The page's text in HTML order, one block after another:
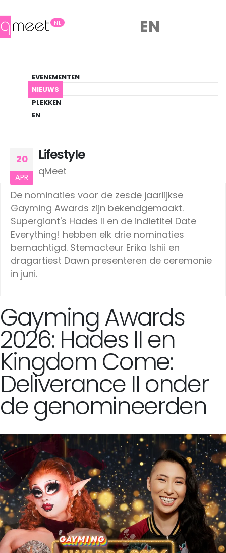
NL
EVENEMENTEN
NIEUWS
PLEKKEN
EN
EN
Nieuws
LHBTIQ+ Update
NIEUWS
20
APR
Lifestyle
qMeet
De nominaties voor de zesde jaarlijkse
Gayming Awards zijn bekendgemaakt.
Supergiant's Hades II en de indietitel Date
Everything! hebben elk drie nominaties
bemachtigd. Stemacteur Erika Ishii en
dragartiest Dawn presenteren de ceremonie
in juni.
Gayming Awards
2026: Hades II en
Kingdom Come:
Deliverance II onder
de genomineerden